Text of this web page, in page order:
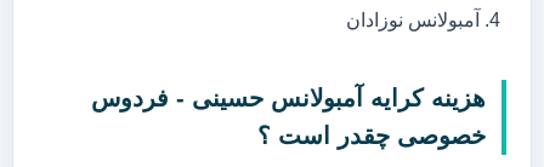
آمبولانس نوزادان
هزینه کرایه آمبولانس حسینی - فردوس
خصوصی چقدر است ؟